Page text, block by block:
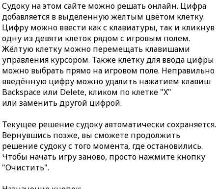
Судоку на этом сайте можно решать онлайн. Цифра
добавляется в выделенную жёлтым цветом клетку.
Цифру можно ввести как с клавиатуры, так и кликнув
одну из девяти клеток рядом с игровым полем.
Жёлтую клетку можно перемещать клавишами
управления курсором. Также клетку для ввода цифры
можно выбрать прямо на игровом поле. Неправильно
введённую цифру можно удалить нажатием клавиш
Backspace или Delete, кликом по клетке "X"
или заменить другой цифрой.
Текущее решение судоку автоматически сохраняется.
Вернувшись позже, вы сможете продолжить
решение судоку с того момента, где остановились.
Чтобы начать игру заново, просто нажмите кнопку
"Очистить".